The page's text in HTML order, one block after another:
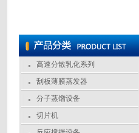
高速分散乳化系列
刮板薄膜蒸发器
分子蒸馏设备
切片机